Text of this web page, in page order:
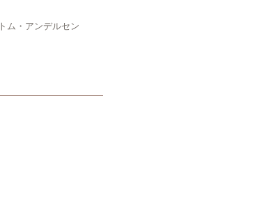
トム・アンデルセン